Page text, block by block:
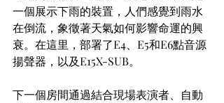
一個展示下雨的裝置，人們感覺到雨水
在倒流，象徵著天氣如何影響命運的興
衰。在這里，部署了E4、E5和E6點音源
揚聲器，以及E15X-SUB。
下一個房間通過結合現場表演者、自動